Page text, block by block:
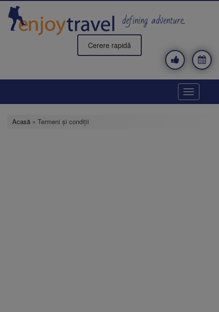
Mergi
conţinutul
principal
defining adventure..
Cerere rapidă
Toggle
Acasă » Termeni și condiții